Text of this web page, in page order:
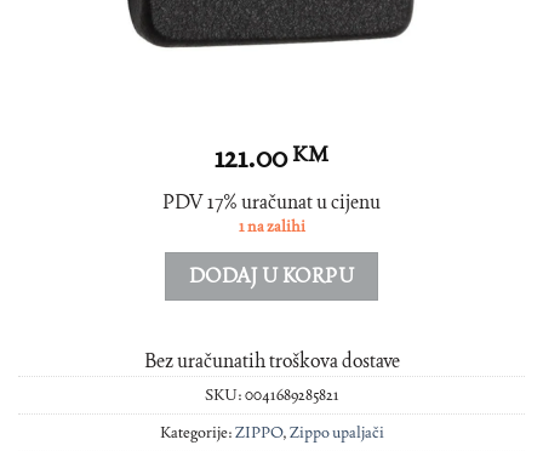
121.00KM
PDV 17% uračunat u cijenu
1 na zalihi
DODAJ U KORPU
Bez uračunatih troškova dostave
SKU:0041689285821
Kategorije:ZIPPO,Zippo upaljači